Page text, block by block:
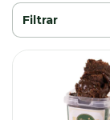
Filtrar